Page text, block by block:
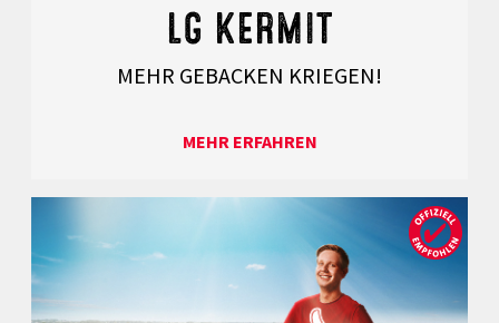
LG KERMIT
MEHR GEBACKEN KRIEGEN!
MEHR ERFAHREN